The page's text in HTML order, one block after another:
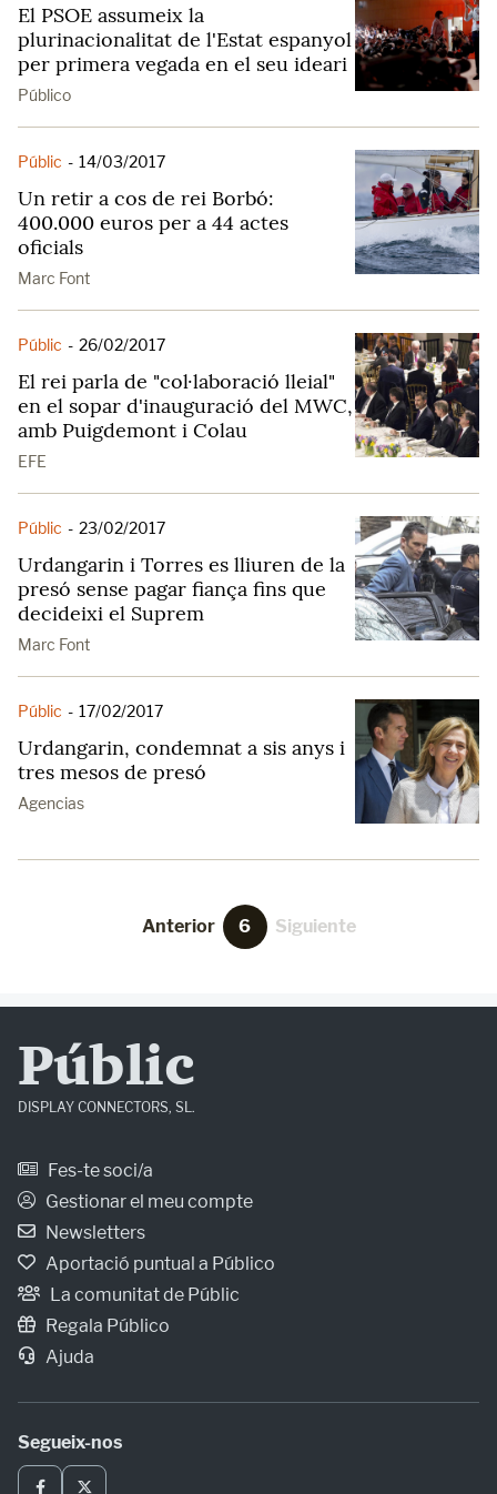
El PSOE assumeix la
plurinacionalitat de l'Estat espanyol
per primera vegada en el seu ideari
Público
Públic - 14/03/2017
Un retir a cos de rei Borbó:
400.000 euros per a 44 actes
oficials
Marc Font
Públic - 26/02/2017
El rei parla de "col·laboració lleial"
en el sopar d'inauguració del MWC,
amb Puigdemont i Colau
EFE
Públic - 23/02/2017
Urdangarin i Torres es lliuren de la
presó sense pagar fiança fins que
decideixi el Suprem
Marc Font
Públic - 17/02/2017
Urdangarin, condemnat a sis anys i
tres mesos de presó
Agencias
Anterior 6 Siguiente
Públic
DISPLAY CONNECTORS, SL.
Fes-te soci/a
Gestionar el meu compte
Newsletters
Aportació puntual a Público
La comunitat de Públic
Regala Público
Ajuda
Segueix-nos